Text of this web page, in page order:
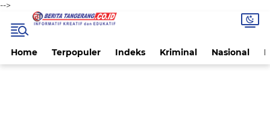
-->
Home Terpopuler Indeks Kriminal Nasional